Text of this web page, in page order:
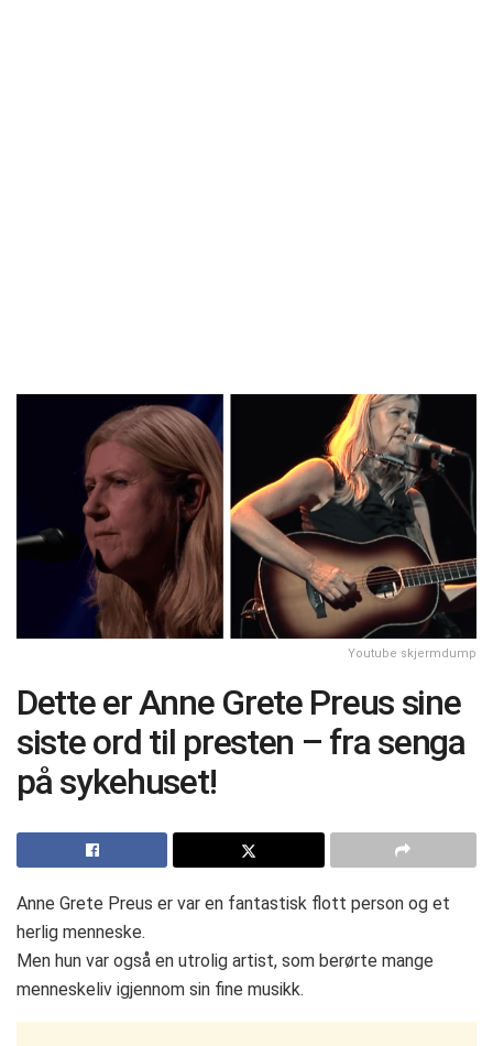
Youtube skjermdump
Dette er Anne Grete Preus sine
siste ord til presten – fra senga
på sykehuset!
Anne Grete Preus er var en fantastisk flott person og et
herlig menneske.
Men hun var også en utrolig artist, som berørte mange
menneskeliv igjennom sin fine musikk.